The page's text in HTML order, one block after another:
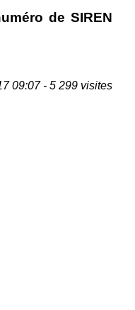
de SIREN
09:07 - 5 299 visites